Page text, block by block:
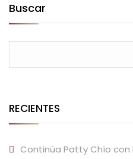
Buscar
RECIENTES
Continúa Patty Chío